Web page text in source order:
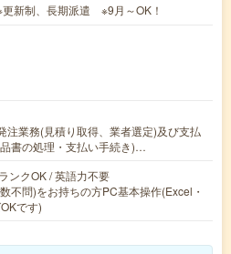
新制、長期派遣 ※9月～OK！
注業務(見積り取得、業者選定)及び支払
書の処理・支払い手続き)…
ンクOK / 英語力不要
不問)をお持ちの方PC基本操作(Excel・
です)